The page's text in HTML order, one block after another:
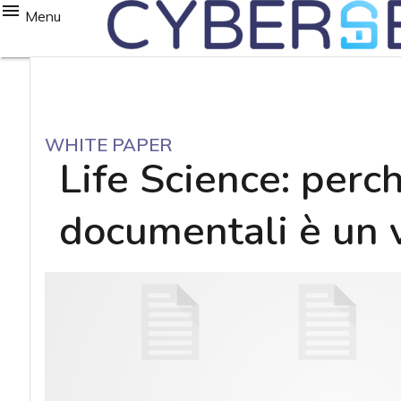
Menu
WHITE PAPER
Life Science:
documentali è un